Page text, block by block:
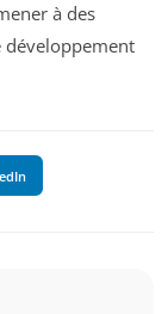
à des
développement